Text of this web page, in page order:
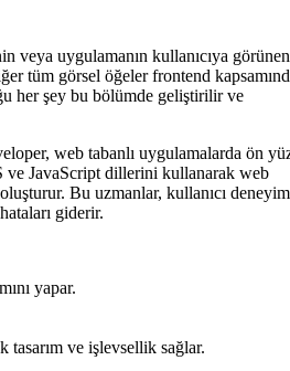
veya uygulamanın kullanıcıya görünen
tüm görsel öğeler frontend
her şey bu bölümde geliştirilir ve
web tabanlı uygulamalarda ön
JavaScript dillerini kullanarak web
Bu uzmanlar, kullanıcı
giderir.
yapar.
ve işlevsellik sağlar.